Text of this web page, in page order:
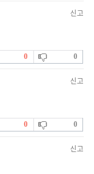
신고
0 0
신고
0 0
신고